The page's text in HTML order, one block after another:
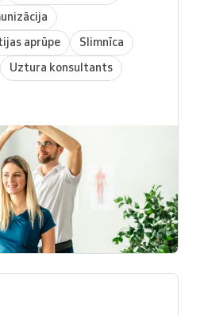
aprūpe
Slimnīca
Uztura konsultants